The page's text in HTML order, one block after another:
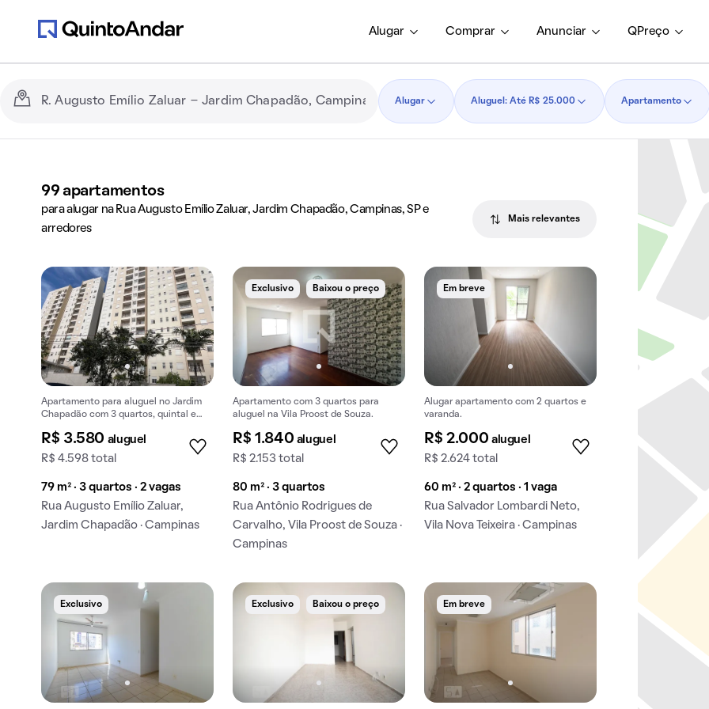
Alugar Comprar Anunciar QPreço
Alugar Aluguel: Até R$ 25.000 Apartamento
99 apartamentos
para alugar na Rua Augusto Emílio Zaluar, Jardim Chapadão, Campinas, SP e
arredores
Mais relevantes
Apartamento para aluguel no Jardim
Chapadão com 3 quartos, quintal e
R$ 3.580 aluguel
R$ 4.598 total
79 m² · 3 quartos · 2 vagas
Rua Augusto Emílio Zaluar,
Jardim Chapadão · Campinas
Exclusivo Baixou o preço
Apartamento com 3 quartos para
aluguel na Vila Proost de Souza.
R$ 1.840 aluguel
R$ 2.153 total
80 m² · 3 quartos
Rua Antônio Rodrigues de
Carvalho, Vila Proost de Souza ·
Campinas
Em breve
Alugar apartamento com 2 quartos e
varanda.
R$ 2.000 aluguel
R$ 2.624 total
60 m² · 2 quartos · 1 vaga
Rua Salvador Lombardi Neto,
Vila Nova Teixeira · Campinas
Exclusivo Exclusivo Baixou o preço Em breve